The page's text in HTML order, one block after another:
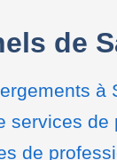
de
à
services
de